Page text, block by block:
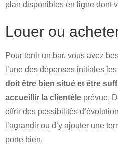
plan disponibles en ligne dont
Louer ou
Pour tenir un bar, vous avez
l’une des dépenses initiales
doit être bien situé et être
accueillir la clientèle prévue.
offrir des possibilités
l’agrandir ou d’y ajouter une
porte bien.